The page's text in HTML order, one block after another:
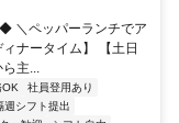
＼ペッパーランチでア
ナータイム】 【土日
主...
OK
社員登用あり
週シフト提出